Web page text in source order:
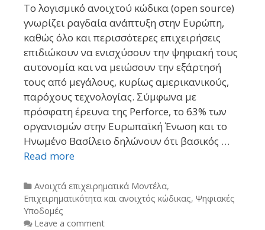
Το λογισμικό ανοιχτού κώδικα (open source)
γνωρίζει ραγδαία ανάπτυξη στην Ευρώπη,
καθώς όλο και περισσότερες επιχειρήσεις
επιδιώκουν να ενισχύσουν την ψηφιακή τους
αυτονομία και να μειώσουν την εξάρτησή
τους από μεγάλους, κυρίως αμερικανικούς,
παρόχους τεχνολογίας. Σύμφωνα με
πρόσφατη έρευνα της Perforce, το 63% των
οργανισμών στην Ευρωπαϊκή Ένωση και το
Ηνωμένο Βασίλειο δηλώνουν ότι βασικός …
Read more
Categories
Ανοιχτά επιχειρηματικά Μοντέλα,
Επιχειρηματικότητα και ανοιχτός κώδικας, Ψηφιακές
Υποδομές
Leave a comment